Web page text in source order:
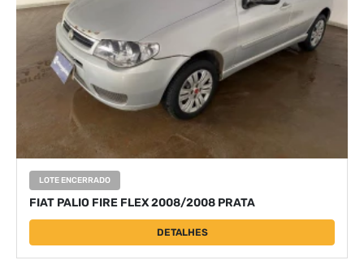
LOTE ENCERRADO
FIAT PALIO FIRE FLEX 2008/2008 PRATA
DETALHES